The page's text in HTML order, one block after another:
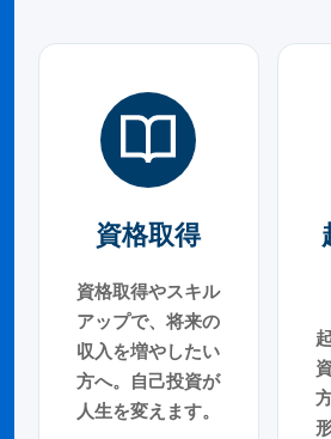
資格取得
資格取得やスキル
アップで、将来の
収入を増やしたい
方へ。自己投資が
人生を変えます。